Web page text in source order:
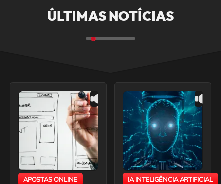
ÚLTIMAS NOTÍCIAS
APOSTAS ONLINE IA INTELIGÊNCIA ARTIFICIAL